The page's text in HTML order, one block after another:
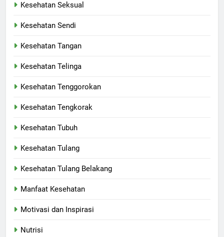
Kesehatan Seksual
Kesehatan Sendi
Kesehatan Tangan
Kesehatan Telinga
Kesehatan Tenggorokan
Kesehatan Tengkorak
Kesehatan Tubuh
Kesehatan Tulang
Kesehatan Tulang Belakang
Manfaat Kesehatan
Motivasi dan Inspirasi
Nutrisi